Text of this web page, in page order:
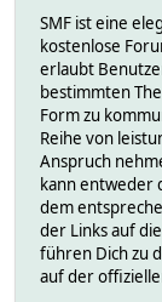
SMF ist eine
kostenlose
erlaubt
bestimmten
Form zu
Reihe von
Anspruch
kann entweder
dem
der Links auf
führen Dich zu
auf der